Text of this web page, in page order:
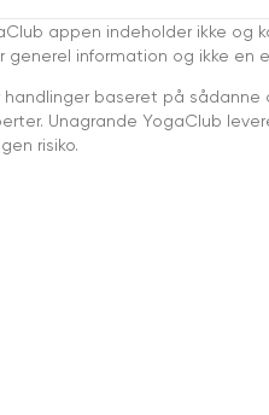
appen indeholder ikke og
generel information og ikke en
handlinger baseret på
Unagrande YogaClub
risiko.